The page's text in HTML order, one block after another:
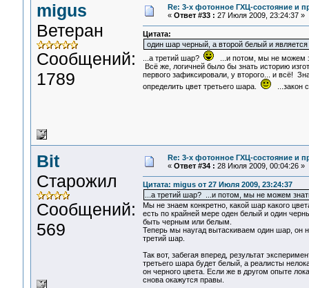
migus
Ветеран
Сообщений:
1789
Re: 3-x фотонное ГХЦ-состояние и
« Ответ #33 : 27 Июля 2009, 23:24:37 »
Цитата:
один шар черный, а второй белый и является
...а третий шар?
...и потом, мы не можем
Всё же, логичней было бы знать историю
первого зафиксировали, у второго... и всё!
определить цвет третьего шара.
...закон
Bit
Старожил
Сообщений:
569
Re: 3-x фотонное ГХЦ-состояние и
« Ответ #34 : 28 Июля 2009, 00:04:26 »
Цитата: migus от 27 Июля 2009, 23:24:37
...а третий шар? ...и потом, мы не можем
Мы не знаем конкретно, какой шар какого
есть по крайней мере оден белый и один
быть черным или белым.
Теперь мы наугад вытаскиваем один шар, он
третий шар.
Так вот, забегая вперед, результат
третьего шара будет белый, а реалисты
он черного цвета. Если же в другом опыте
снова окажутся правы.